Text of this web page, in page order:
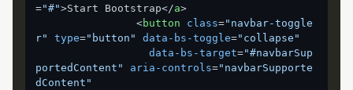
="#">Start Bootstrap</a>
<button class="navbar-toggle
r"
type="button" data-bs-toggle="collapse"
data-bs-target="#navbarSup
portedContent"
aria-controls="navbarSupporte
dContent"